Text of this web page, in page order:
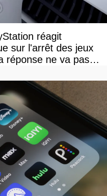
réagit
sur l'arrêt des jeux
réponse ne va pas